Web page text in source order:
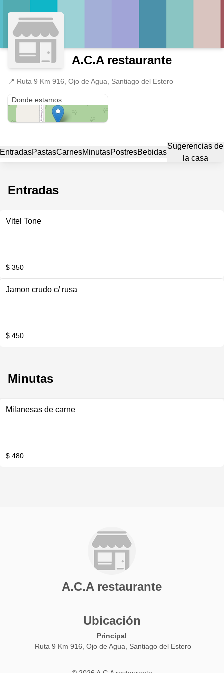
A.C.A restaurante
📍 Ruta 9 Km 916, Ojo de Agua, Santiago del Estero
Donde estamos
EntradasPastasCarnesMinutasPostresBebidas
Sugerencias de
la casa
Entradas
Vitel Tone
$ 350
Jamon crudo c/ rusa
$ 450
Minutas
Milanesas de carne
$ 480
A.C.A restaurante
Ubicación
Principal
Ruta 9 Km 916, Ojo de Agua, Santiago del Estero